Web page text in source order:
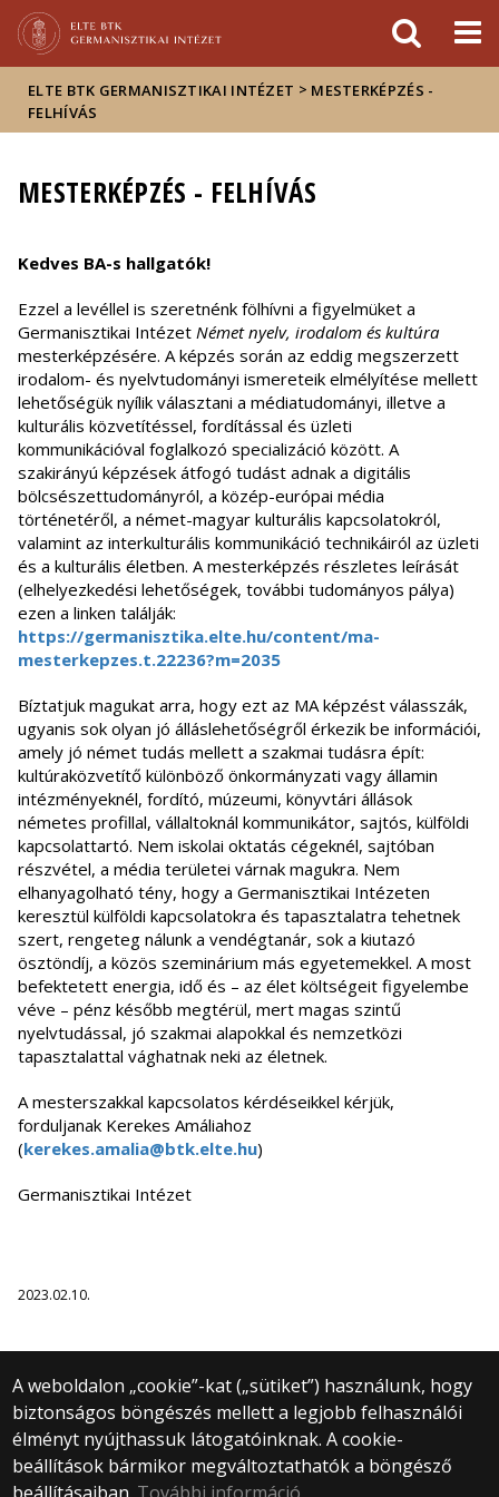
sajtóban
ELTE BTK GERMANISZTIKAI INTÉZET > MESTERKÉPZÉS -
FELHÍVÁS
MESTERKÉPZÉS - FELHÍVÁS
Kedves BA-s hallgatók!
Ezzel a levéllel is szeretnénk fölhívni a figyelmüket a
Germanisztikai Intézet Német nyelv, irodalom és kultúra
mesterképzésére. A képzés során az eddig megszerzett
irodalom- és nyelvtudományi ismereteik elmélyítése mellett
lehetőségük nyílik választani a médiatudományi, illetve a
kulturális közvetítéssel, fordítással és üzleti
kommunikációval foglalkozó specializáció között. A
szakirányú képzések átfogó tudást adnak a digitális
bölcsészettudományról, a közép-európai média
történetéről, a német-magyar kulturális kapcsolatokról,
valamint az interkulturális kommunikáció technikáiról az üzleti
és a kulturális életben. A mesterképzés részletes leírását
(elhelyezkedési lehetőségek, további tudományos pálya)
ezen a linken találják:
https://germanisztika.elte.hu/content/ma-
mesterkepzes.t.22236?m=2035
Bíztatjuk magukat arra, hogy ezt az MA képzést válasszák,
ugyanis sok olyan jó álláslehetőségről érkezik be információi,
amely jó német tudás mellett a szakmai tudásra épít:
kultúraközvetítő különböző önkormányzati vagy államin
intézményeknél, fordító, múzeumi, könyvtári állások
németes profillal, vállaltoknál kommunikátor, sajtós, külföldi
kapcsolattartó. Nem iskolai oktatás cégeknél, sajtóban
részvétel, a média területei várnak magukra. Nem
elhanyagolható tény, hogy a Germanisztikai Intézeten
keresztül külföldi kapcsolatokra és tapasztalatra tehetnek
szert, rengeteg nálunk a vendégtanár, sok a kiutazó
ösztöndíj, a közös szeminárium más egyetemekkel. A most
befektetett energia, idő és – az élet költségeit figyelembe
véve – pénz később megtérül, mert magas szintű
nyelvtudással, jó szakmai alapokkal és nemzetközi
tapasztalattal vághatnak neki az életnek.
A mesterszakkal kapcsolatos kérdéseikkel kérjük,
forduljanak Kerekes Amáliahoz
(kerekes.amalia@btk.elte.hu)
Germanisztikai Intézet
2023.02.10.
A weboldalon „cookie”-kat („sütiket”) használunk, hogy
biztonságos böngészés mellett a legjobb felhasználói
élményt nyújthassuk látogatóinknak. A cookie-
beállítások bármikor megváltoztathatók a böngésző
© 2025 Eötvös Loránd Tudományegyetem
Minden jog fenntartva.
1053 Budapest, Egyetem tér 1–3.
Központi telefonszám: +36 1 411 6500